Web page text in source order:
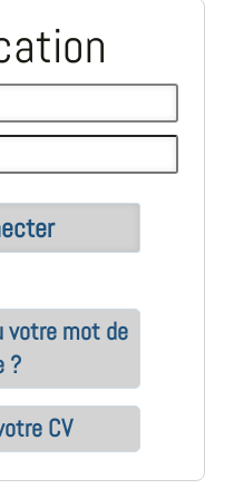
votre mot de
?
CV